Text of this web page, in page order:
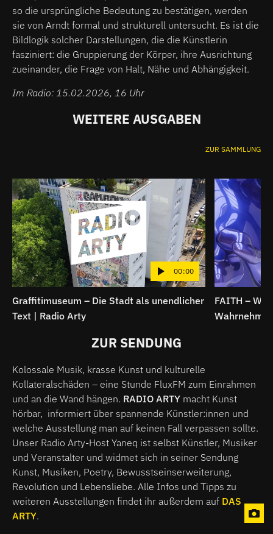
so die ursprüngliche Bedeutung zu bestätigen, werden
sie von Arndt formal und strukturell untersucht. Es ist die
Bildlogik solcher Darstellungen, die die Künstlerin
fasziniert: die Gruppierung der Körper, ihre Ausrichtung
zueinander, die Frage von Halt, Nähe und Abhängigkeit.
Im Radio: 15.02.2026, 16 Uhr
WEITERE AUSGABEN
ZUR SAMMLUNG
00:00
Graffitimuseum – Die Stadt als unendlicher
Text | Radio Arty
FAITH –
ZUR SENDUNG
Kolossale Musik, krasse Kunst und kulturelle
Kollateralschäden – eine Stunde FluxFM zum Einrahmen
und an die Wand hängen. RADIO ARTY macht Kunst
hörbar, informiert über spannende Künstler:innen und
welche Ausstellung man auf keinen Fall verpassen sollte.
Unser Radio Arty-Host Yaneq ist selbst Künstler, Musiker
und Veranstalter und widmet sich in seiner Sendung
Kunst, Musiken, Poetry, Bewusstseinserweiterung,
Revolution und Lebensliebe. Alle Infos und Tipps zu
weiteren Ausstellungen findet ihr außerdem auf DAS
ARTY.